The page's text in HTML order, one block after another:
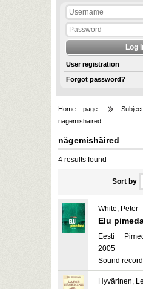
User registration
Forgot password?
Home page
nägemishäired
nägemishäired
4 results found
Sort by
White, Peter
Elu
Eesti
2005
Sound
Hyvärinen,